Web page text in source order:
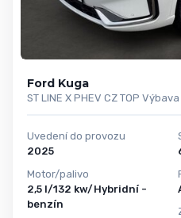
Ford Kuga
ST LINE X PHEV CZ TOP
Uvedení do provozu
2025
Motor/palivo
2,5 l/132 kw/Hybridní -
benzín